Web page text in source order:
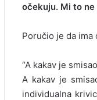
očekuju. Mi to ne
Poručio je da ima
“A kakav je
A kakav je
individualna